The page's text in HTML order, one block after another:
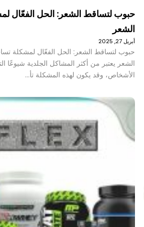
حبوب لتساقط الشعر: الحل الفعّال
الشعر
أبريل 27, 2025
حبوب لتساقط الشعر: الحل الفعّال لمشكلة
الشعر يعتبر من أكثر المشاكل الجلدية شيوعًا
الأشخاص، وقد يكون لهذه المشكلة تأ…